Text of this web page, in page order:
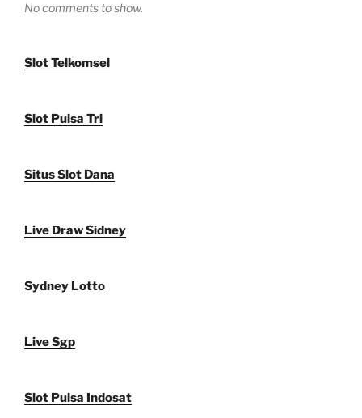
No comments to show.
Slot Telkomsel
Slot Pulsa Tri
Situs Slot Dana
Live Draw Sidney
Sydney Lotto
Live Sgp
Slot Pulsa Indosat